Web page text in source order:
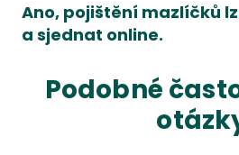
Ano, pojištění mazlíčků
a sjednat online.
Podobné